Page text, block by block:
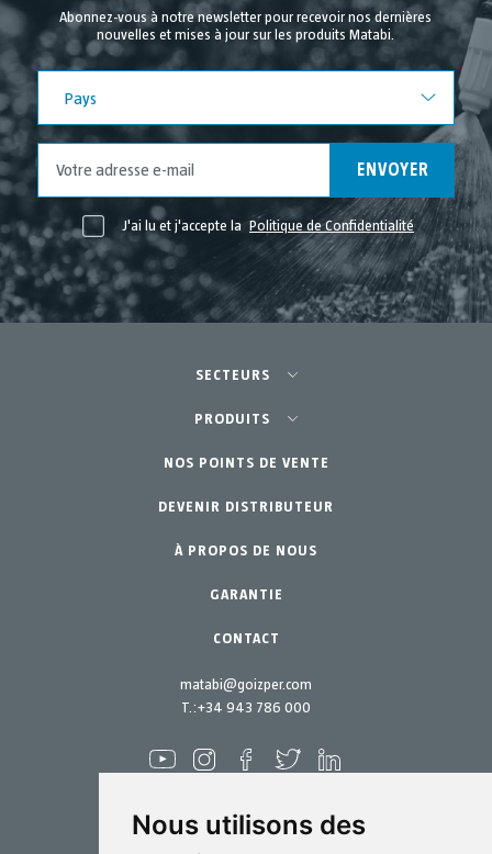
Nous utilisons des
Abonnez-vous à notre newsletter pour recevoir nos dernières
nouvelles et mises à jour sur les produits Matabi.
Pays
ENVOYER
J'ai lu et j'accepte la Politique de Confidentialité
matabi@goizper.com
T.:+34 943 786 000
SECTEURS
Agriculture-Horticulture
Potager Urbain-GreenCity
Jardinage Professionnel
Jardin Particulier
PRODUITS
Équipements
Accessoires
Pièces de rechange
Kits d´entretien
NOS POINTS DE VENTE
DEVENIR DISTRIBUTEUR
À PROPOS DE NOUS
GARANTIE
CONTACT